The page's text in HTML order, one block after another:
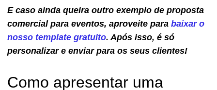
E caso ainda queira outro exemplo de proposta
comercial para eventos, aproveite para baixar o
nosso template gratuito. Após isso, é só
personalizar e enviar para os seus clientes!
Como apresentar uma